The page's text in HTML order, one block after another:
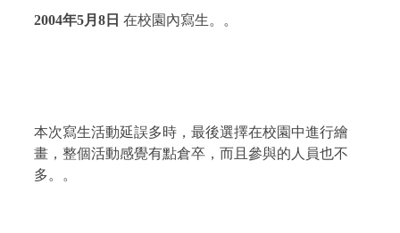
2004年5月 8 日 在校園內寫生。。
本次寫生活動延誤多時，最後選擇在校園中進行繪
畫，整個活動感覺有點倉卒，而且參與的人員也不
多。。